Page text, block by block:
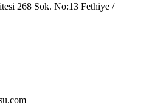
268 Sok. No:13 Fethiye /